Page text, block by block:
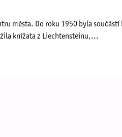
města. Do roku 1950 byla
knížata z Liechtensteinu,...